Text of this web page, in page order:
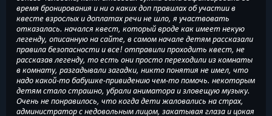
время бронирования и ни о каких доп правилах об участии в
квесте взрослых и доплатах речи не шло, я участвовать
отказалась. начался квест, который вроде как имеет некую
легенду, описанную на сайте, в самом начале детям рассказали
правила безопасности и все! отправили проходить квест, не
рассказав легенду, то есть они просто переходили из комнаты
в комнату, разгадывали загадки, никто понятия не имел, что
надо какой-то бабушке-привидению чем-то помочь. некоторым
детям стало страшно, убрали аниматора и зловещую музыку.
Очень не понравилось, что когда дети жаловались на страх,
администратор с недовольным лицом, закатывая глаза и цокая